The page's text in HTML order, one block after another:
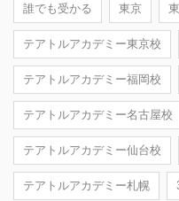
誰でも受かる 東京
テアトルアカデミー東京校
テアトルアカデミー福岡校
テアトルアカデミー名古屋校
テアトルアカデミー仙台校
テアトルアカデミー札幌